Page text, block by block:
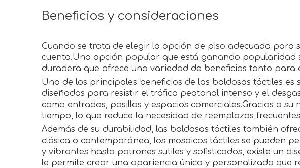
Beneficios y consideraciones
Cuando se trata de elegir la opción de piso adecuada para
cuenta.Una opción popular que está ganando popularidad
duradera que ofrece una variedad de beneficios tanto para
Uno de los principales beneficios de las baldosas táctiles
diseñadas para resistir el tráfico peatonal intenso y el
como entradas, pasillos y espacios comerciales.Gracias a
tiempo, lo que reduce la necesidad de reemplazos
Además de su durabilidad, las baldosas táctiles también
clásica o contemporánea, los mosaicos táctiles se pueden
y vibrantes hasta patrones sutiles y sofisticados, existe un
le permite crear una apariencia única y personalizada que